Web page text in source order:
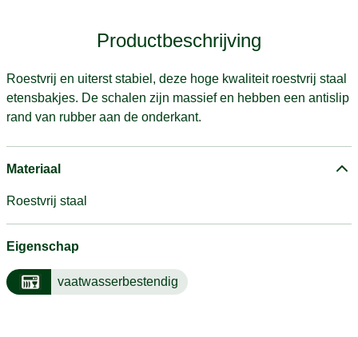
Productbeschrijving
Roestvrij en uiterst stabiel, deze hoge kwaliteit roestvrij staal
etensbakjes. De schalen zijn massief en hebben een antislip
rand van rubber aan de onderkant.
Materiaal
Roestvrij staal
Eigenschap
vaatwasserbestendig